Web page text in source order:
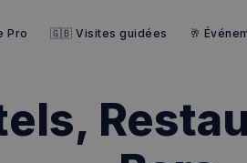
Pro 🇬🇧 Visites guidées 🥂